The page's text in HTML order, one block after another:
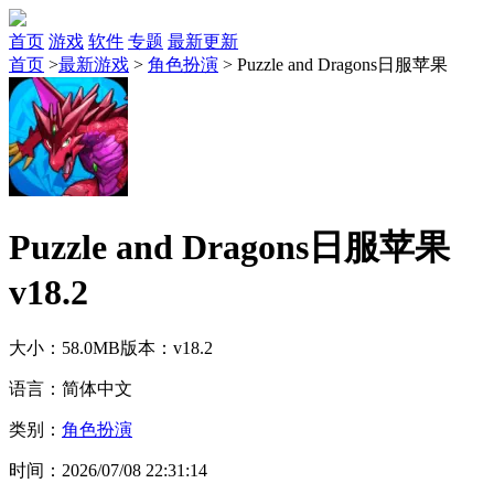
首页 游戏 软件 专题 最新更新
首页 >最新游戏 > 角色扮演 > Puzzle and Dragons日服苹果
Puzzle and Dragons日服苹果
v18.2
大小：58.0MB版本：v18.2
语言：简体中文
类别： 角色扮演
时间：2026/07/08 22:31:14